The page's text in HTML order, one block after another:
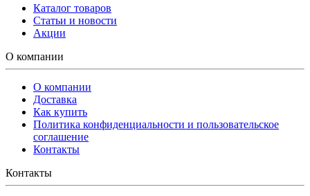
Каталог товаров
Статьи и новости
Акции
О компании
О компании
Доставка
Как купить
Политика конфиденциальности и пользовательское
соглашение
Контакты
Контакты